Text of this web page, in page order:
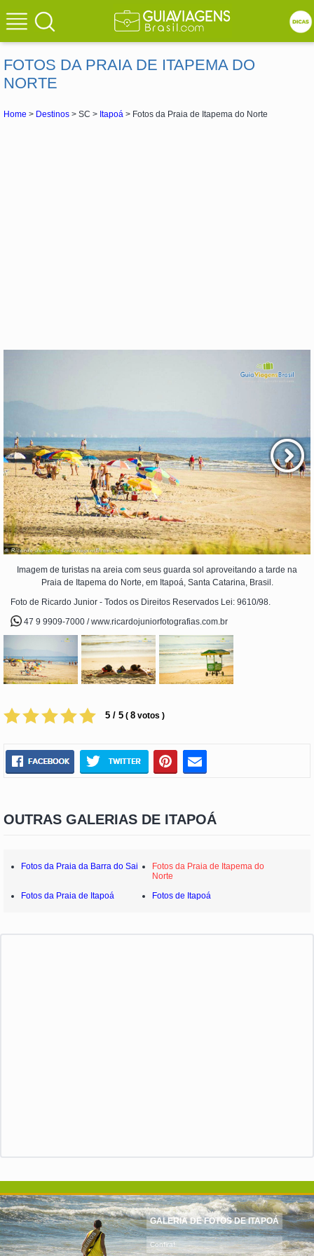
FOTOS DA PRAIA DE ITAPEMA DO
NORTE
Home > Destinos > SC > Itapoá > Fotos da Praia de Itapema do Norte
Imagem de turistas na areia com seus guarda sol aproveitando a tarde na
Praia de Itapema do Norte, em Itapoá, Santa Catarina, Brasil.
Foto de Ricardo Junior - Todos os Direitos Reservados Lei: 9610/98.
47 9 9909-7000 / www.ricardojuniorfotografias.com.br
5 / 5 ( 8 votos )
OUTRAS GALERIAS DE ITAPOÁ
Fotos da Praia da Barra do Sai
Fotos da Praia de Itapema do
Norte
Fotos da Praia de Itapoá
Fotos de Itapoá
GALERIA DE FOTOS DE ITAPOÁ
Confira!